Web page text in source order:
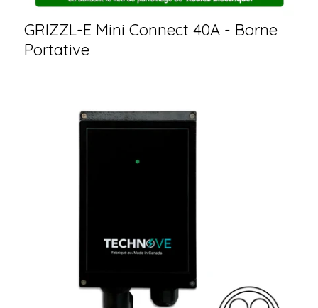
GRIZZL-E Mini Connect 40A - Borne
Portative